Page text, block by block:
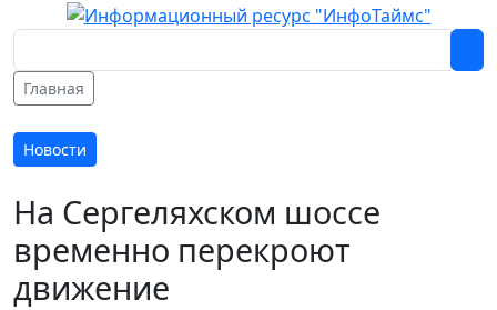
Главная
Новости
На Сергеляхском шоссе
временно перекроют
движение